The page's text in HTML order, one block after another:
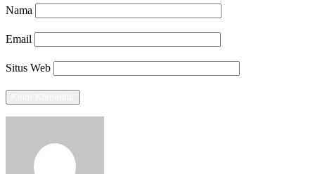
Nama
Email
Situs Web